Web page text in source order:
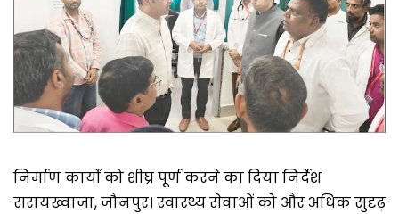
निर्माण कार्यों को शीघ्र पूर्ण करने का दिया निर्देश
सरायख्वाजा, जौनपुर। स्वास्थ्य सेवाओं को और अधिक सुदृढ़